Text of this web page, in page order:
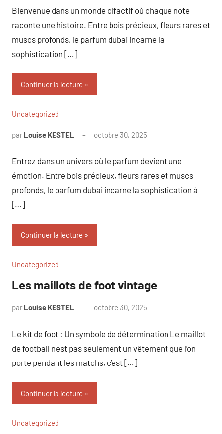
Bienvenue dans un monde olfactif où chaque note
raconte une histoire. Entre bois précieux, fleurs rares et
muscs profonds, le parfum dubai incarne la
sophistication […]
Continuer la lecture
Uncategorized
par Louise KESTEL octobre 30, 2025
Entrez dans un univers où le parfum devient une
émotion. Entre bois précieux, fleurs rares et muscs
profonds, le parfum dubai incarne la sophistication à
[…]
Continuer la lecture
Uncategorized
Les maillots de foot vintage
par Louise KESTEL octobre 30, 2025
Le kit de foot : Un symbole de détermination Le maillot
de football n’est pas seulement un vêtement que l’on
porte pendant les matchs, c’est […]
Continuer la lecture
Uncategorized